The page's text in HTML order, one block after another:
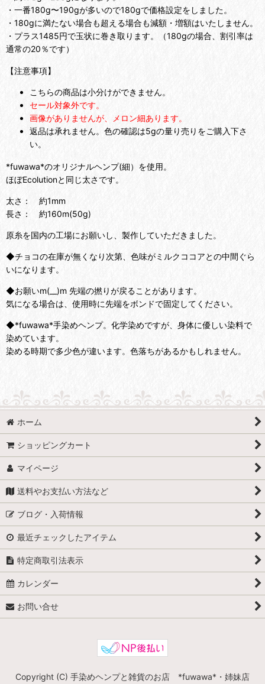
・一番180g〜190gが多いので180gで価格設定をしました。
・180gに満たない場合も超える場合も減額・増額はいたしません。
・プラス1485円で玉状に巻き取ります。（180gの場合、割引率は
通常の20％です）
【注意事項】
こちらの商品は小分けができません。
セール対象外です。
画像がありませんが、メロン細あります。
返品は承れません。色の確認は5gの量り売りをご購入下さ
い。
*fuwawa*のオリジナルヘンプ(細）を使用。
ほぼEcolutionと同じ太さです。
太さ： 約1mm
長さ： 約160m(50g)
原糸を国内の工場にお願いし、製作していただきました。
◆チョコの在庫が無くなり次第、色味がミルクココアとの中間ぐら
いになります。
◆お願いm(__)m 先端の撚りが戻ることがあります。
気になる場合は、使用時に先端をボンドで固定してください。
◆*fuwawa*手染めヘンプ。化学染めですが、身体に優しい染料で
染めています。
染める時期で多少色が違います。色落ちがあるかもしれません。
ホーム
ショッピングカート
マイページ
送料やお支払い方法など
ブログ・入荷情報
最近チェックしたアイテム
特定商取引法表示
カレンダー
お問い合せ
Copyright (C) 手染めヘンプと雑貨のお店 *fuwawa*・姉妹店